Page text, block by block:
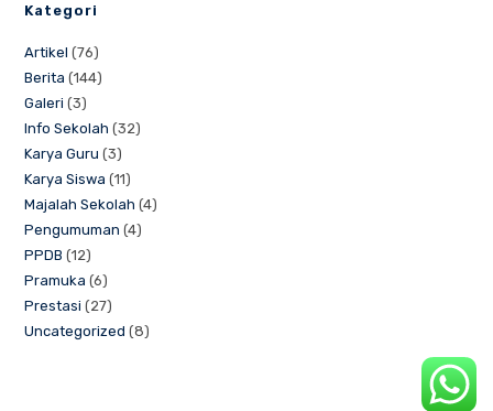
Kategori
Artikel (76)
Berita (144)
Galeri (3)
Info Sekolah (32)
Karya Guru (3)
Karya Siswa (11)
Majalah Sekolah (4)
Pengumuman (4)
PPDB (12)
Pramuka (6)
Prestasi (27)
Uncategorized (8)